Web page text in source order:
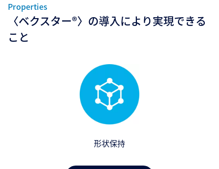
Properties
〈ベクスター®〉の導入により実現できる
こと
形状保持